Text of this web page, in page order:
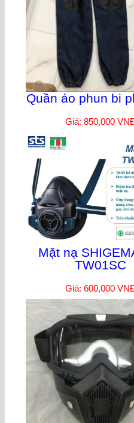
Quần áo phun bi
Giá: 850,000
Mặt nạ
TW01SC
Giá: 600,000